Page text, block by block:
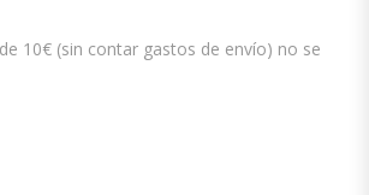
10€ (sin contar gastos de envío) no se